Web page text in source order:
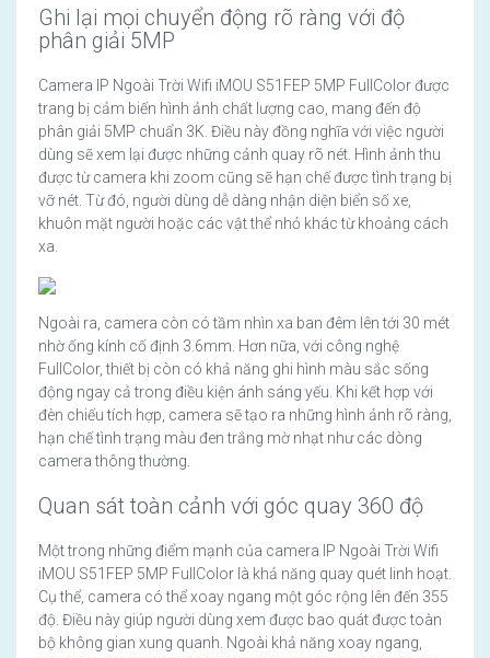
Ghi lại mọi chuyển động rõ ràng với độ
phân giải 5MP
Camera IP Ngoài Trời Wifi iMOU S51FEP 5MP FullColor được
trang bị cảm biến hình ảnh chất lượng cao, mang đến độ
phân giải 5MP chuẩn 3K. Điều này đồng nghĩa với việc người
dùng sẽ xem lại được những cảnh quay rõ nét. Hình ảnh thu
được từ camera khi zoom cũng sẽ hạn chế được tình trạng bị
vỡ nét. Từ đó, người dùng dễ dàng nhận diện biển số xe,
khuôn mặt người hoặc các vật thể nhỏ khác từ khoảng cách
xa.
Ngoài ra, camera còn có tầm nhìn xa ban đêm lên tới 30 mét
nhờ ống kính cố định 3.6mm. Hơn nữa, với công nghệ
FullColor, thiết bị còn có khả năng ghi hình màu sắc sống
động ngay cả trong điều kiện ánh sáng yếu. Khi kết hợp với
đèn chiếu tích hợp, camera sẽ tạo ra những hình ảnh rõ ràng,
hạn chế tình trạng màu đen trắng mờ nhạt như các dòng
camera thông thường.
Quan sát toàn cảnh với góc quay 360 độ
Một trong những điểm mạnh của camera IP Ngoài Trời Wifi
iMOU S51FEP 5MP FullColor là khả năng quay quét linh hoạt.
Cụ thể, camera có thể xoay ngang một góc rộng lên đến 355
độ. Điều này giúp người dùng xem được bao quát được toàn
bộ không gian xung quanh. Ngoài khả năng xoay ngang,